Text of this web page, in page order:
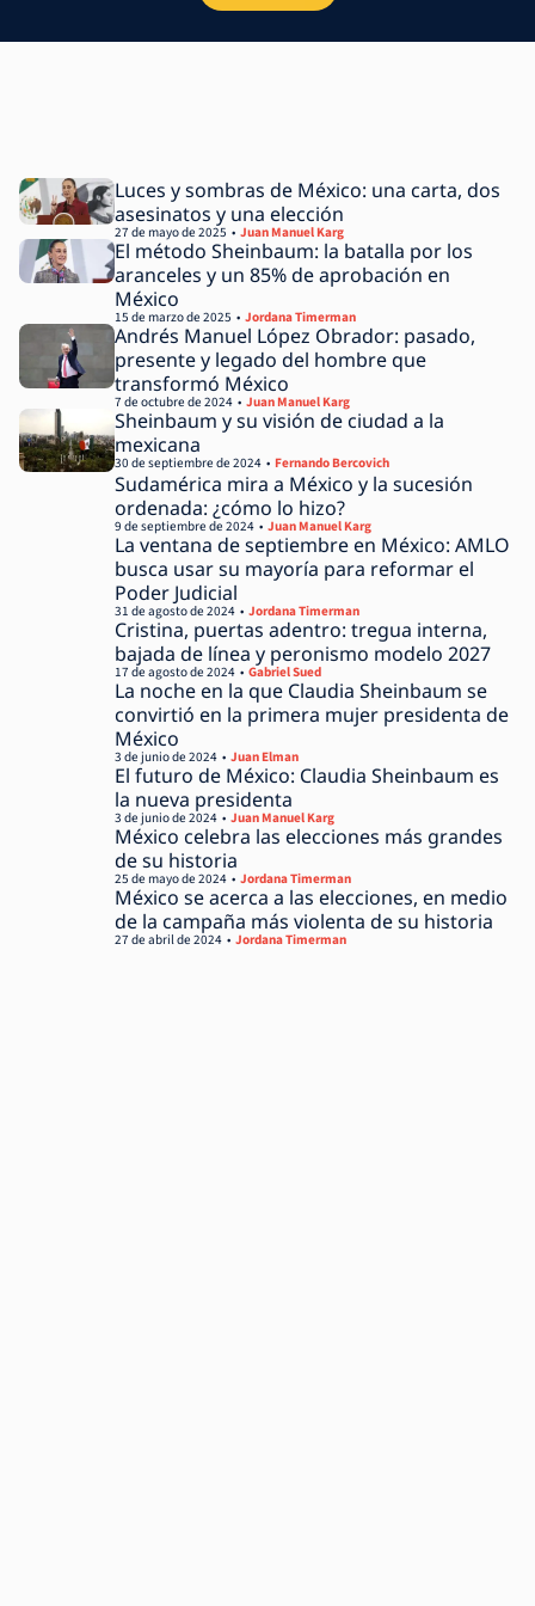
Luces y sombras de México: una carta, dos
asesinatos y una elección
Juan Manuel Karg
27 de mayo de 2025
El método Sheinbaum: la batalla por los
aranceles y un 85% de aprobación en
México
Jordana Timerman
15 de marzo de 2025
Andrés Manuel López Obrador: pasado,
presente y legado del hombre que
transformó México
Juan Manuel Karg
7 de octubre de 2024
Sheinbaum y su visión de ciudad a la
mexicana
Fernando Bercovich
30 de septiembre de 2024
Sudamérica mira a México y la sucesión
ordenada: ¿cómo lo hizo?
Juan Manuel Karg
9 de septiembre de 2024
La ventana de septiembre en México: AMLO
busca usar su mayoría para reformar el
Poder Judicial
Jordana Timerman
31 de agosto de 2024
Cristina, puertas adentro: tregua interna,
bajada de línea y peronismo modelo 2027
Gabriel Sued
17 de agosto de 2024
La noche en la que Claudia Sheinbaum se
convirtió en la primera mujer presidenta de
México
Juan Elman
3 de junio de 2024
El futuro de México: Claudia Sheinbaum es
la nueva presidenta
Juan Manuel Karg
3 de junio de 2024
México celebra las elecciones más grandes
de su historia
Jordana Timerman
25 de mayo de 2024
México se acerca a las elecciones, en medio
de la campaña más violenta de su historia
Jordana Timerman
27 de abril de 2024